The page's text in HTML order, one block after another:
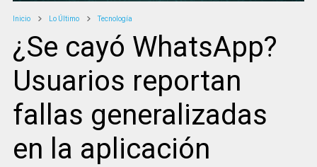
Inicio Lo Último Tecnología
¿Se cayó WhatsApp?
Usuarios reportan
fallas generalizadas
en la aplicación